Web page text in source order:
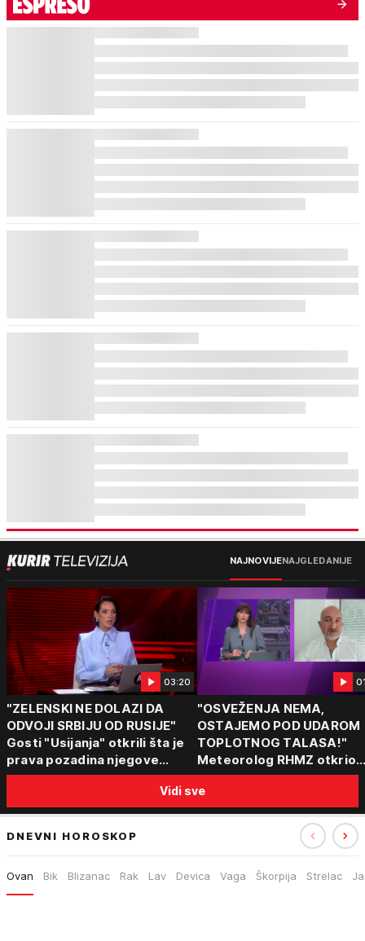
NAJNOVIJENAJGLEDANIJE
03:20
"ZELENSKI NE DOLAZI DA
ODVOJI SRBIJU OD RUSIJE"
Gosti "Usijanja" otkrili šta je
prava pozadina njegove
posete Beogradu
"OSVEŽENJA NEMA,
OSTAJEMO POD UDAROM
TOPLOTNOG TALASA!"
Meteorolog RHMZ otkrio
kakvo vreme nas čeka do
kraja avgusta
Vidi sve
DNEVNI HOROSKOP
Ovan Bik Blizanac Rak Lav Devica Vaga Škorpija Strelac